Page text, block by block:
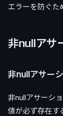
エラーを防ぐた
非nullアサ
非nullアサー
非nullアサーシ
値が必ず存在す